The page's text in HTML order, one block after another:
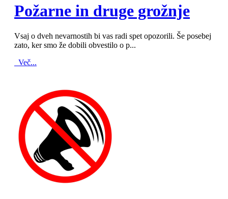
Požarne in druge grožnje
Vsaj o dveh nevarnostih bi vas radi spet opozorili. Še posebej
zato, ker smo že dobili obvestilo o p...
Več...